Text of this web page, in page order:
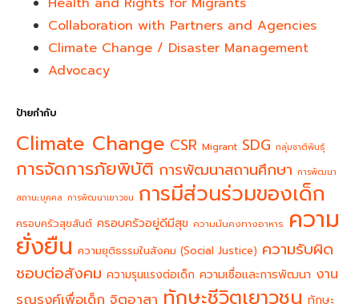
Collaboration with Partners and Agencies
Climate Change / Disaster Management
Advocacy
ป้ายกำกับ
Climate Change CSR Migrant SDG กลุ่มชาติพันธุ์
การจัดการภัยพิบัติ การพัฒนาสถานศึกษา การพัฒนา
สถานะบุคคล การพัฒนาเยาวชน การมีส่วนร่วมของเด็ก
ครอบครัวสุขสันต์ ครอบครัวอยู่ดีมีสุข ความมั่นคงทางอาหาร ความ
ยั่งยืน ความยุติธรรมในสังคม (Social Justice) ความรับผิด
ชอบต่อสังคม ความรุนแรงต่อเด็ก ความเชื่อและการพัฒนา งาน
รณรงค์เพื่อเด็ก จิตอาสา ทักษะชีวิตเยาวชน ทักษะ